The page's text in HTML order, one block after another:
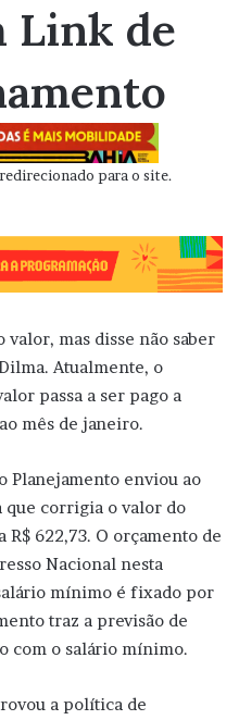
Link de
para o site.
mas disse não saber
Atualmente, o
passa a ser pago a
mês de janeiro.
Planejamento enviou ao
que corrigia o valor do
R$ 622,73. O orçamento de
Nacional nesta
mínimo é fixado por
traz a previsão de
com o salário mínimo.
a política de